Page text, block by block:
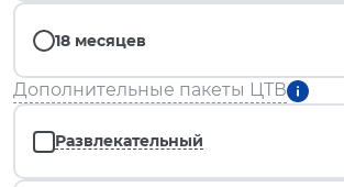
18 месяцев
Дополнительные пакеты ЦТВ
Развлекательный